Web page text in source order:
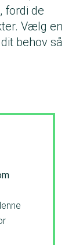
fordi de
Vælg en
behov så